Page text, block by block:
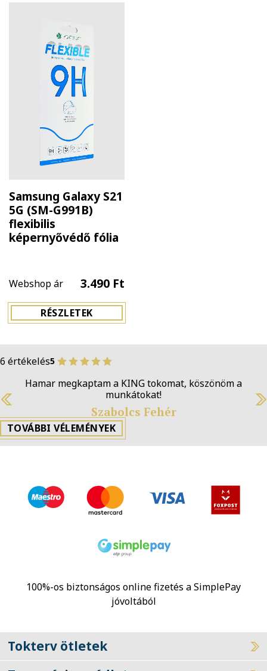
Samsung Galaxy S21
5G (SM-G991B)
flexibilis
képernyővédő fólia
Webshop ár 3.490 Ft
RÉSZLETEK
6 értékelés5
Hamar megkaptam a KING tokomat, köszönöm a
munkátokat!
Szabolcs Fehér
TOVÁBBI VÉLEMÉNYEK
100%-os biztonságos online fizetés a SimplePay
Tokterv ötletek